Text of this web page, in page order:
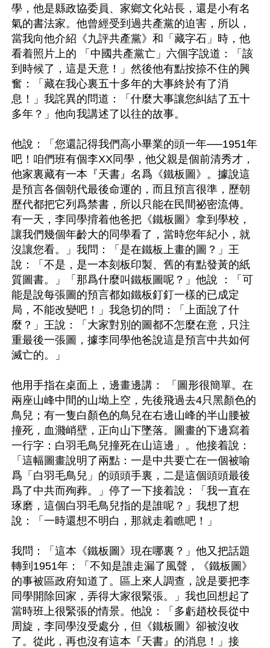
學，他是縣政協委員、家鄉文化站長，還是小有名
氣的書法家。他曾經受到過共產黨的迫害，所以，
當我向他介紹《九評共產黨》和「藏字石」時，他
看着照片上的 「中國共產黨亡」六個字說道：「該
到時候了，這是天意！」然後他有點按捺不住的興
奮：「藏在我心裏五十多年的大事終於有了消
息！」我詫異的問道：「什麼大事讓您糾結了五十
多年？」他向我講述了以往的故事。
他說：「您還記得我們高小畢業的頭一年──1951年
吧！咱們班有個李XX同學，他父親是個前清秀才，
他家裏藏有一本『天書』名爲《鐵板圖》。據說這
是預言各個朝代最後命運的，而且預言很準，歷朝
歷代都把它列爲禁書，所以只能在民間祕密流傳。
有一天，李同學揹着他爸把《鐵板圖》拿到學校，
讓我們幾個年齡大的同學看了，當時您年紀小，就
沒讓您看。」我問：「是在鐵板上畫的圖？」王
說：「不是，是一本刻板印製、舊的有點發黃的紙
質圖書。」「那爲什麼叫鐵板圖呢？」他說 ：「可
能是說每張圖的預言都如鐵板釘釘一樣的已成定
局，不能改變吧！」我急切的問：「上面說了什
麼？」王說：「大家對別的圖都不怎麼在意，只注
重最後一張圖，據李同學他爸說這是預言中共如何
滅亡的。」
他用手指在桌面上，邊畫邊講： 「圖形很簡單。在
兩座山峰中間的山坳上空，先後飛過去4只黑顏色的
鳥兒；有一隻白顏色的鳥兒在右邊山峰的半山腰被
撞死，血濺峭壁，正向山下墜落。圖畫的下邊寫着
一行字：白羽毛鳥兒撞死在山這邊」。他接着說：
「這幅圖畫說明了兩點：一是中共要亡在一個被喻
爲「白羽毛鳥兒」的頭頭手裏，二是這個頭頭最後
爲了中共而殉葬。」停了一下接着說：「我一直在
琢磨，這個白羽毛鳥兒指的是誰呢？」我想了想
說：「一時還想不明白，那就走着瞧吧！」
我問：「這本《鐵板圖》現在哪裏？」他又把話題
轉到1951年：「不知是誰走漏了風聲，《鐵板圖》
的事被區政府知道了。區上來人調查，說是要把李
同學開除回家，弄得大家很緊張。」我也回想起了
當時班上很緊張的情景。他說：「多虧趙校長從中
周旋，李同學沒受處分，但《鐵板圖》卻被沒收
了。從此，再也沒有這本『天書』的消息！」接